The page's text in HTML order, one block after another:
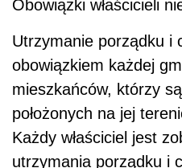
Obowiązki właścicieli
Utrzymanie porządku i
obowiązkiem każdej
mieszkańców, którzy
położonych na jej
Każdy właściciel jest
utrzymania porządku i